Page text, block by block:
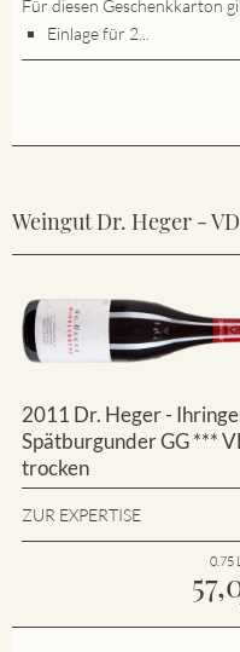
Für diesen Geschenkkarton
Einlage für 2...
Weingut Dr. Heger -
2011 Dr. Heger -
Spätburgunder GG ***
trocken
ZUR EXPERTISE
0.75